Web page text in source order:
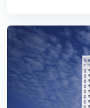
C’LAND TOWER
Dự án C'land
dựng rộng rãi với
tòa tháp trong đó
(0